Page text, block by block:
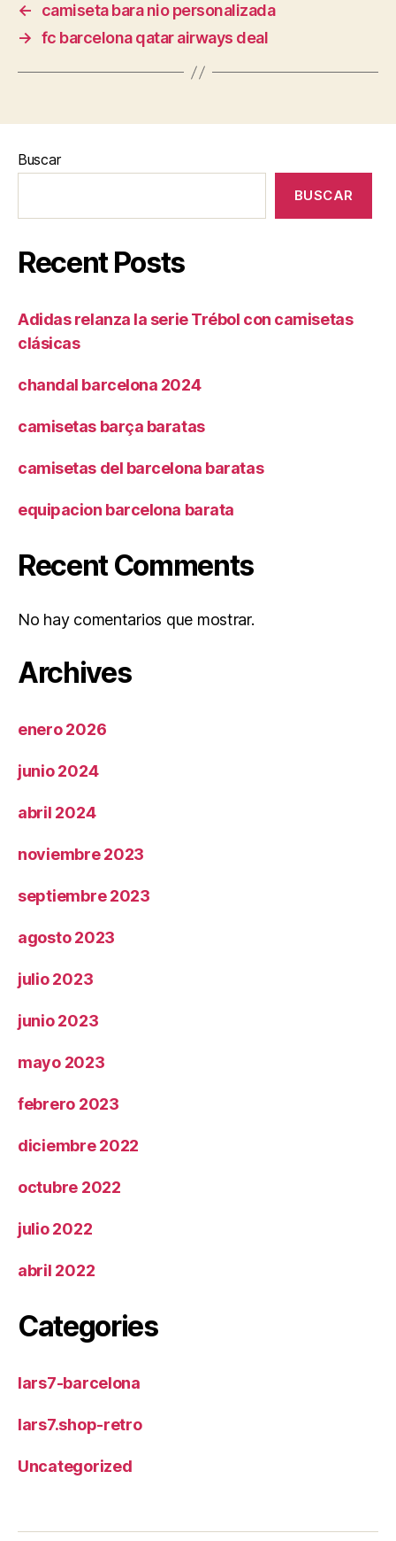
←
camiseta bara nio personalizada
→ fc barcelona qatar airways deal
Buscar
BUSCAR
Recent Posts
Adidas relanza la serie Trébol con camisetas
clásicas
chandal barcelona 2024
camisetas barça baratas
camisetas del barcelona baratas
equipacion barcelona barata
Recent Comments
No hay comentarios que mostrar.
Archives
enero 2026
junio 2024
abril 2024
noviembre 2023
septiembre 2023
agosto 2023
julio 2023
junio 2023
mayo 2023
febrero 2023
diciembre 2022
octubre 2022
julio 2022
abril 2022
Categories
lars7-barcelona
lars7.shop-retro
Uncategorized